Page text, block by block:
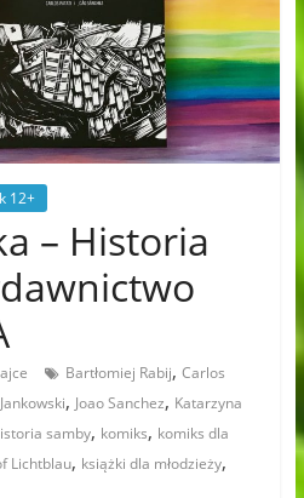
12+
– Historia
Bartłomiej Rabij, Carlos
, Joao Sanchez, Katarzyna
samby, komiks, komiks dla
Lichtblau, książki dla młodzieży,